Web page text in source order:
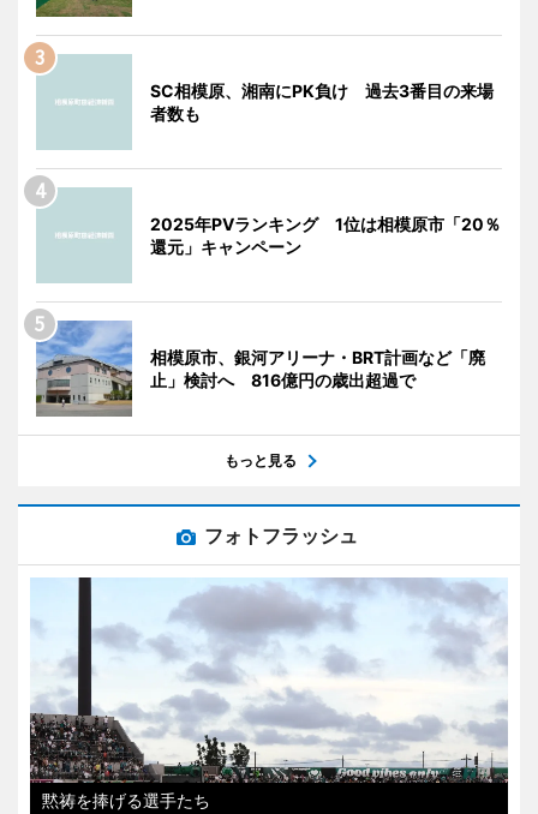
SC相模原、湘南にPK負け 過去3番目の来場
者数も
2025年PVランキング 1位は相模原市「20％
還元」キャンペーン
相模原市、銀河アリーナ・BRT計画など「廃
止」検討へ 816億円の歳出超過で
もっと見る
フォトフラッシュ
黙祷を捧げる選手たち